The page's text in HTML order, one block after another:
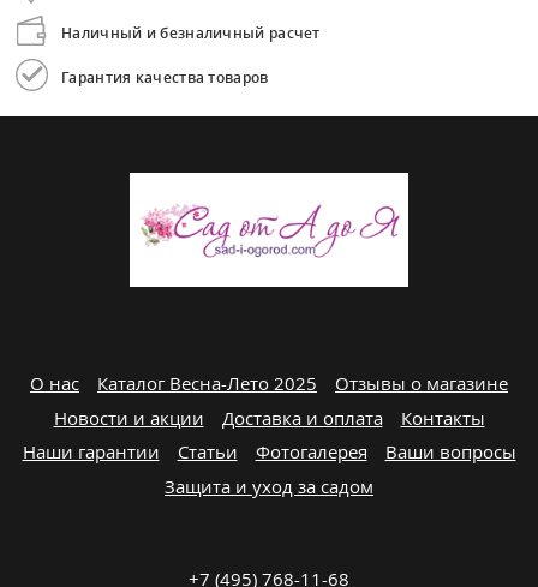
Наличный и безналичный расчет
Гарантия качества товаров
О нас Каталог Весна-Лето 2025
Отзывы о магазине
Новости и акции
Доставка и оплата
Контакты
Наши гарантии
Статьи Фотогалерея
Ваши вопросы
Защита и уход за садом
+7 (495) 768-11-68